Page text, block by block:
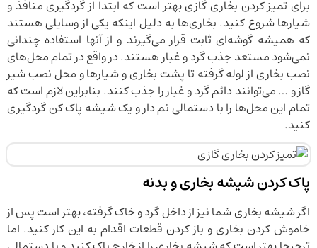
برای تمیز کردن بخاری گازی بهتر است که ابتدا از گردگیری منافذ و
شیارها شروع کنید. بخاری‌ها به دلیل اینکه یکی از وسایلی هستند
که همیشه گوشه‌ای ثابت قرار می‌گیرند و از آنها استفاده چندانی
نمی‌شود مستعد جذب گرد و غبار هستند. در واقع در تمام محل‌های
نصب بخاری از لوله گرفته تا پشت بخاری و شیارها و محل نصب شیر
گاز و … می‌توانند دائم گرد و غبار را جذب کنند. بنابراین لازم است که
تمام این محل‌ها را با دستمالی نم دار و یک شیشه پاک کن گردگیری
کنید.
پاک کردن شیشه بخاری و بدنه
اگر شیشه بخاری شما نیز از داخل گرد و خاک گرفته، بهتر است پس از
خاموش کردن بخاری و باز کردن قطعات اقدام به این کار کنید. اما